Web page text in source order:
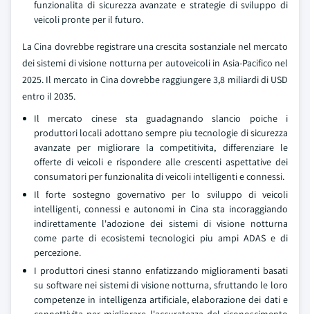
funzionalita di sicurezza avanzate e strategie di sviluppo di
veicoli pronte per il futuro.
La Cina dovrebbe registrare una crescita sostanziale nel mercato
dei sistemi di visione notturna per autoveicoli in Asia-Pacifico nel
2025. Il mercato in Cina dovrebbe raggiungere 3,8 miliardi di USD
entro il 2035.
Il mercato cinese sta guadagnando slancio poiche i
produttori locali adottano sempre piu tecnologie di sicurezza
avanzate per migliorare la competitivita, differenziare le
offerte di veicoli e rispondere alle crescenti aspettative dei
consumatori per funzionalita di veicoli intelligenti e connessi.
Il forte sostegno governativo per lo sviluppo di veicoli
intelligenti, connessi e autonomi in Cina sta incoraggiando
indirettamente l'adozione dei sistemi di visione notturna
come parte di ecosistemi tecnologici piu ampi ADAS e di
percezione.
I produttori cinesi stanno enfatizzando miglioramenti basati
su software nei sistemi di visione notturna, sfruttando le loro
competenze in intelligenza artificiale, elaborazione dei dati e